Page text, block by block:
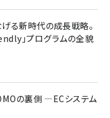
る新時代の成長戦略。
」プログラムの全貌
の裏側 ―ECシステム